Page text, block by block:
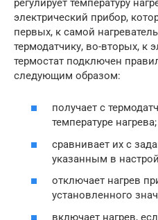
регулирует температуру
электрический прибор,
первых, к самой
термодатчику, во-вторых, к
термостат подключен
следующим образом:
получает с
температуре нагрева;
сравнивает их с
указанным в
отключает нагрев
установленного
включает нагрев,